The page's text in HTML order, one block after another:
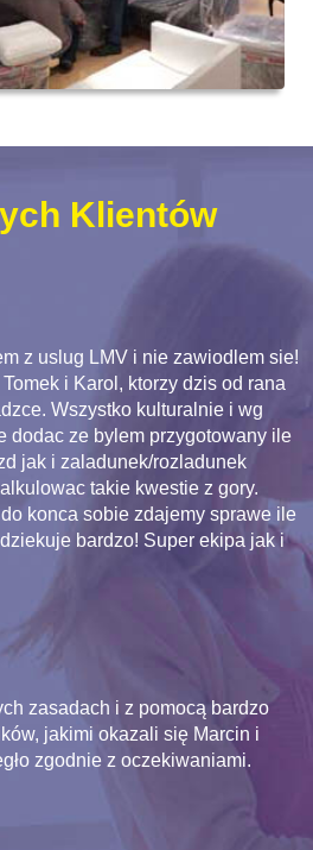
Klientów
z uslug LMV i nie zawiodlem sie!
i Karol, ktorzy dzis od rana
Wszystko kulturalnie i wg
dodac ze bylem przygotowany ile
jak i zaladunek/rozladunek
takie kwestie z gory.
konca sobie zdajemy sprawe ile
bardzo! Super ekipa jak i
zasadach i z pomocą bardzo
jakimi okazali się Marcin i
zgodnie z oczekiwaniami.